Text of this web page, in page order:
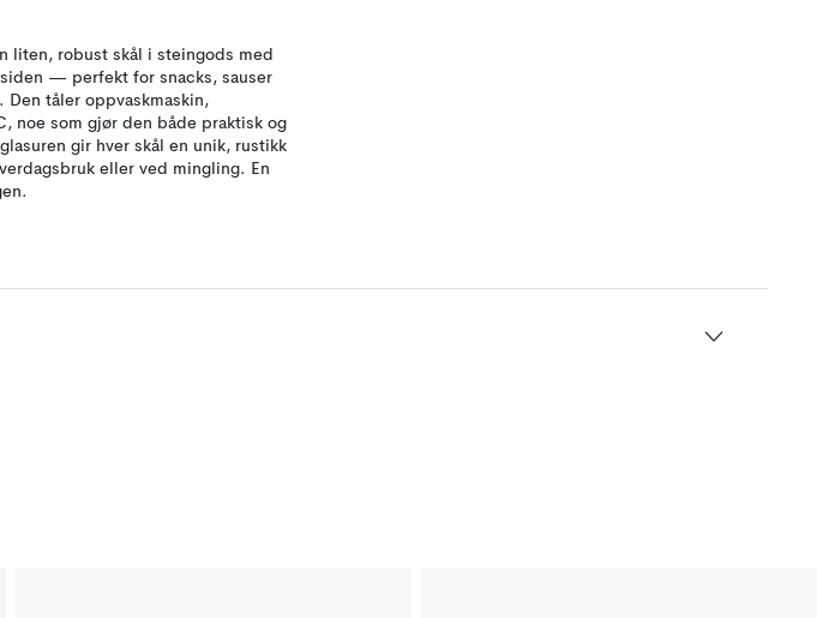
liten, robust skål i steingods med
— perfekt for snacks, sauser
tåler oppvaskmaskin,
noe som gjør den både praktisk og
gir hver skål en unik, rustikk
eller ved mingling. En